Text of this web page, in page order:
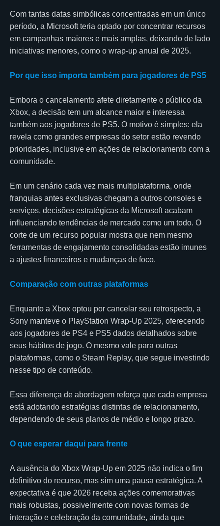
Com tantas datas simbólicas concentradas em um único
período, a Microsoft teria optado por concentrar recursos
em campanhas maiores e mais amplas, deixando de lado
iniciativas menores, como o wrap-up anual de 2025.
Por que isso importa também para jogadores de PS5
Embora o cancelamento afete diretamente o público da
Xbox, a decisão tem um alcance maior e interessa
também aos jogadores de PS5. O motivo é simples: ela
revela como grandes empresas do setor estão revendo
prioridades, inclusive em ações de relacionamento com a
comunidade.
Em um cenário cada vez mais multiplataforma, onde
franquias antes exclusivas chegam a outros consoles e
serviços, decisões estratégicas da Microsoft acabam
influenciando tendências de mercado como um todo. O
corte de um recurso popular mostra que nem mesmo
ferramentas de engajamento consolidadas estão imunes
a ajustes financeiros e mudanças de foco.
Comparação com outras plataformas
Enquanto a Xbox optou por cancelar seu retrospecto, a
Sony manteve o PlayStation Wrap-Up 2025, oferecendo
aos jogadores de PS4 e PS5 dados detalhados sobre
seus hábitos de jogo. O mesmo vale para outras
plataformas, como o Steam Replay, que segue investindo
nesse tipo de conteúdo.
Essa diferença de abordagem reforça que cada empresa
está adotando estratégias distintas de relacionamento,
dependendo de seus planos de médio e longo prazo.
O que esperar daqui para frente
A ausência do Xbox Wrap-Up em 2025 não indica o fim
definitivo do recurso, mas sim uma pausa estratégica. A
expectativa é que 2026 receba ações comemorativas
mais robustas, possivelmente com novas formas de
interação e celebração da comunidade, ainda que